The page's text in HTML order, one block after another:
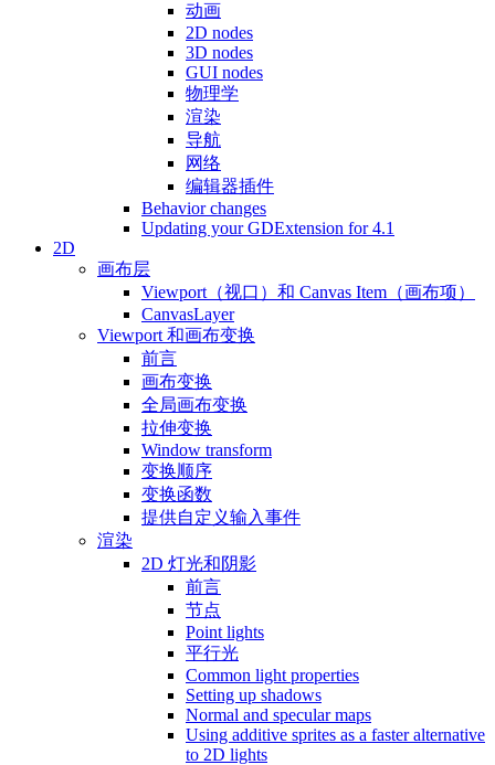
动画
2D nodes
3D nodes
GUI nodes
物理学
渲染
导航
网络
编辑器插件
Behavior changes
Updating your GDExtension for 4.1
2D
画布层
Viewport（视口）和 Canvas Item（画布项）
CanvasLayer
Viewport 和画布变换
前言
画布变换
全局画布变换
拉伸变换
Window transform
变换顺序
变换函数
提供自定义输入事件
渲染
2D 灯光和阴影
前言
节点
Point lights
平行光
Common light properties
Setting up shadows
Normal and specular maps
Using additive sprites as a faster alternative
to 2D lights